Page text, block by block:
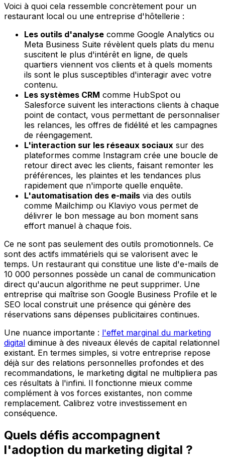
Voici à quoi cela ressemble concrètement pour un
restaurant local ou une entreprise d'hôtellerie :
Les outils d'analyse comme Google Analytics ou
Meta Business Suite révèlent quels plats du menu
suscitent le plus d'intérêt en ligne, de quels
quartiers viennent vos clients et à quels moments
ils sont le plus susceptibles d'interagir avec votre
contenu.
Les systèmes CRM comme HubSpot ou
Salesforce suivent les interactions clients à chaque
point de contact, vous permettant de personnaliser
les relances, les offres de fidélité et les campagnes
de réengagement.
L'interaction sur les réseaux sociaux sur des
plateformes comme Instagram crée une boucle de
retour direct avec les clients, faisant remonter les
préférences, les plaintes et les tendances plus
rapidement que n'importe quelle enquête.
L'automatisation des e-mails via des outils
comme Mailchimp ou Klaviyo vous permet de
délivrer le bon message au bon moment sans
effort manuel à chaque fois.
Ce ne sont pas seulement des outils promotionnels. Ce
sont des actifs immatériels qui se valorisent avec le
temps. Un restaurant qui constitue une liste d'e-mails de
10 000 personnes possède un canal de communication
direct qu'aucun algorithme ne peut supprimer. Une
entreprise qui maîtrise son Google Business Profile et le
SEO local construit une présence qui génère des
réservations sans dépenses publicitaires continues.
Une nuance importante : l'effet marginal du marketing
digital diminue à des niveaux élevés de capital relationnel
existant. En termes simples, si votre entreprise repose
déjà sur des relations personnelles profondes et des
recommandations, le marketing digital ne multipliera pas
ces résultats à l'infini. Il fonctionne mieux comme
complément à vos forces existantes, non comme
remplacement. Calibrez votre investissement en
conséquence.
Quels défis accompagnent
l'adoption du marketing digital ?